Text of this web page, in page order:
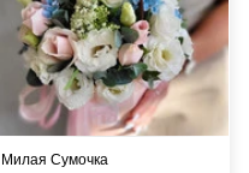
Милая Сумочка